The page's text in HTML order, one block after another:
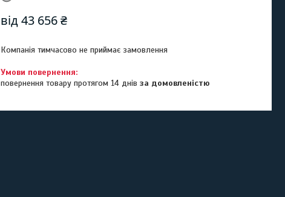
від43 656 ₴
Компанія тимчасово не приймає замовлення
повернення товару протягом 14 днівза домовленістю